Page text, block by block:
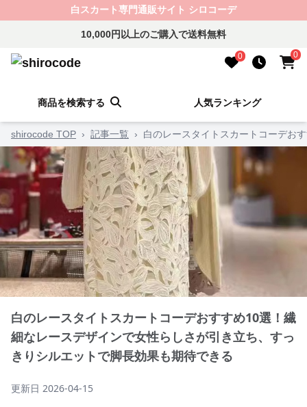
白スカート専門通販サイト シロコーデ
10,000円以上のご購入で送料無料
0 0
商品を検索する 人気ランキング
shirocode TOP › 記事一覧 › 白のレースタイトスカートコーデお
白のレースタイトスカートコーデおすすめ10選！繊
細なレースデザインで女性らしさが引き立ち、すっ
きりシルエットで脚長効果も期待できる
更新日 2026-04-15